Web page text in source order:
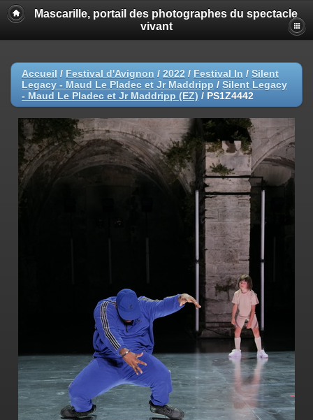
Mascarille, portail des photographes du spectacle
vivant
Accueil / Festival d'Avignon / 2022 / Festival In / Silent
Legacy - Maud Le Pladec et Jr Maddripp / Silent Legacy
- Maud Le Pladec et Jr Maddripp (EZ) / PS1Z4442